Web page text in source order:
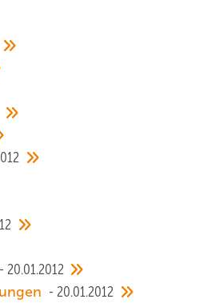
20.01.2012
20.01.2012